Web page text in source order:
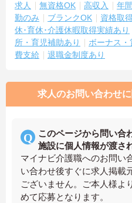
求人
無資格OK 高収入 年
勤のみ
ブランクOK 資格取
休･育休･介護休暇取得実績あり
所・育児補助あり
ボーナス・
費支給
退職金制度あり
求人のお問い合わせ
このページから問い合
施設に個人情報が渡さ
マイナビ介護職へのお問い
い合わせ後すぐに求人掲載
ございません。ご本人様よ
めて応募となります。